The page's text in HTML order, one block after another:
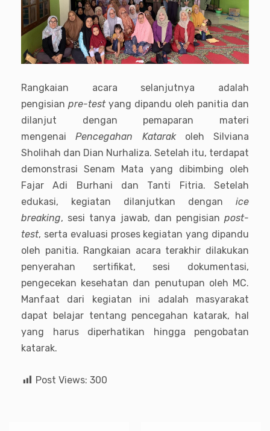
Rangkaian acara selanjutnya adalah
pengisian pre-testyang dipandu oleh panitia dan
dilanjut dengan pemaparan materi
mengenaiPencegahan Katarakoleh Silviana
Sholihah dan Dian Nurhaliza. Setelah itu, terdapat
demonstrasi Senam Mata yang dibimbing oleh
Fajar Adi Burhani dan Tanti Fitria. Setelah
edukasi, kegiatan dilanjutkan dengan ice
breaking, sesi tanya jawab, dan pengisian post-
test, serta evaluasi proses kegiatan yang dipandu
oleh panitia. Rangkaian acara terakhir dilakukan
penyerahan sertifikat, sesi dokumentasi,
pengecekan kesehatan dan penutupan oleh MC.
Manfaat dari kegiatan ini adalah masyarakat
dapat belajar tentang pencegahan katarak, hal
yang harus diperhatikan hingga pengobatan
katarak.
Post Views: 300